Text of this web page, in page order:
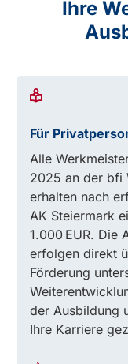
Ihre
Für
Alle
2025 an der bfi
erhalten nach
AK Steiermark
1.000 EUR. Die
erfolgen direkt
Förderung
der Ausbildung
Ihre Karriere